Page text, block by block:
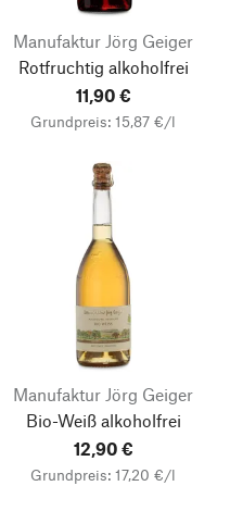
Manufaktur Jörg Geiger
Rotfruchtig alkoholfrei
11,90 €
Grundpreis: 15,87 €/l
Manufaktur Jörg Geiger
Bio-Weiß alkoholfrei
12,90 €
Grundpreis: 17,20 €/l